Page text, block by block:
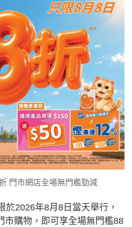
門市網店全場無門檻勁減
於2026年8月8日當天舉行，
市購物，即可享全場無門檻88